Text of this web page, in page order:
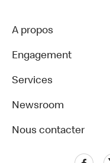
A propos
Engagement
Services
Newsroom
Nous contacter